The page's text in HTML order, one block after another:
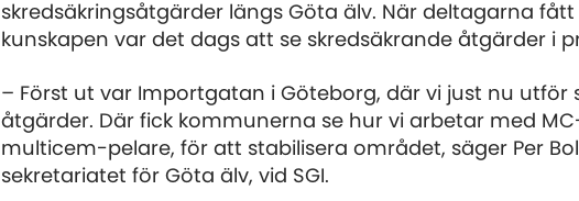
skredsäkringsåtgärder längs Göta älv. När deltagarna
kunskapen var det dags att se skredsäkrande åtgärder i
– Först ut var Importgatan i Göteborg, där vi just nu utför
åtgärder. Där fick kommunerna se hur vi arbetar med
multicem-pelare, för att stabilisera området, säger Per
sekretariatet för Göta älv, vid SGI.